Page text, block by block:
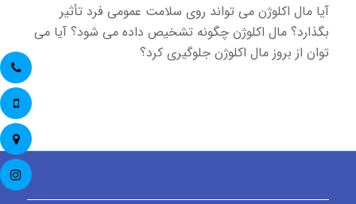
آیا مال اکلوژن می تواند روی سلامت عمومی فرد تأثیر
بگذارد؟ مال اکلوژن چگونه تشخیص داده می شود؟ آیا می
توان از بروز مال اکلوژن جلوگیری کرد؟